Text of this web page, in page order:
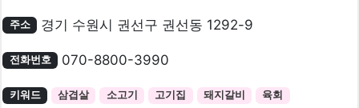
주소 경기 수원시 권선구 권선동 1292-9
전화번호 070-8800-3990
키워드 삼겹살 소고기 고기집 돼지갈비 육회